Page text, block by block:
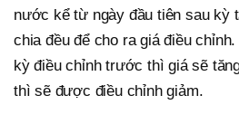
nước kể từ ngày đầu tiên sau kỳ
chia đều để cho ra giá điều
kỳ điều chỉnh trước thì giá sẽ
thì sẽ được điều chỉnh giảm.